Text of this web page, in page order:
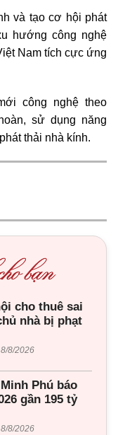
và tạo cơ hội phát
hướng công nghệ
Nam tích cực ứng
công nghệ theo
sử dụng năng
thải nhà kính.
cho thuê sai
nhà bị phạt
8/2026
Phú báo
gần 195 tỷ
8/2026